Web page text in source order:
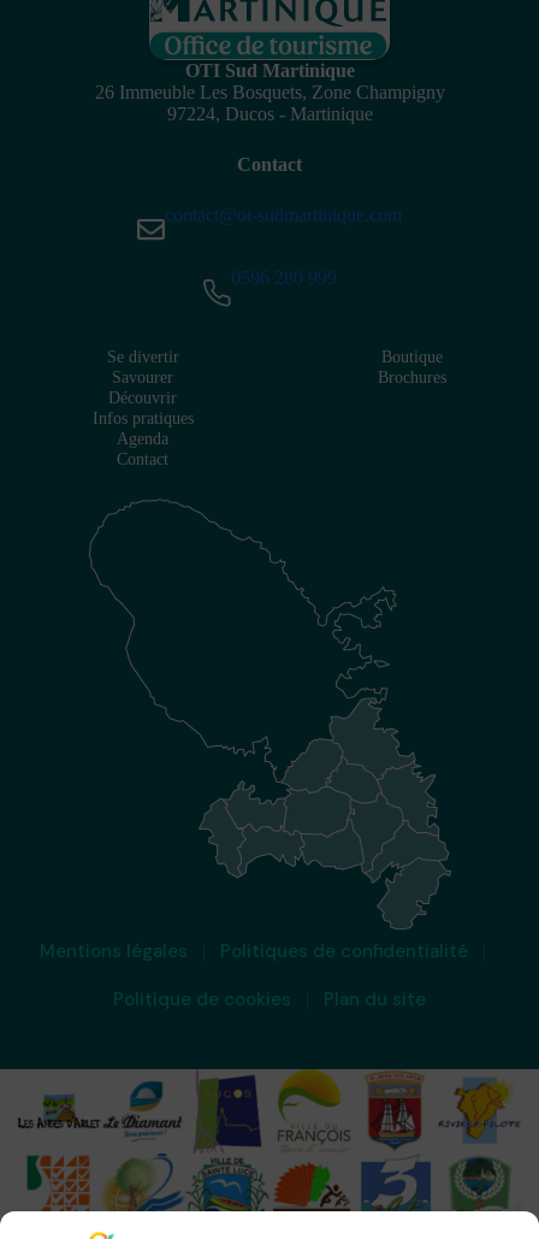
OTI Sud Martinique
26 Immeuble Les Bosquets, Zone Champigny
97224, Ducos - Martinique
Contact
contact@ot-sudmartinique.com
0596 280 999
Se divertir
Savourer
Découvrir
Infos pratiques
Agenda
Contact
Boutique
Brochures
Mentions légales
Politiques de confidentialité
Politique de cookies
Plan du site